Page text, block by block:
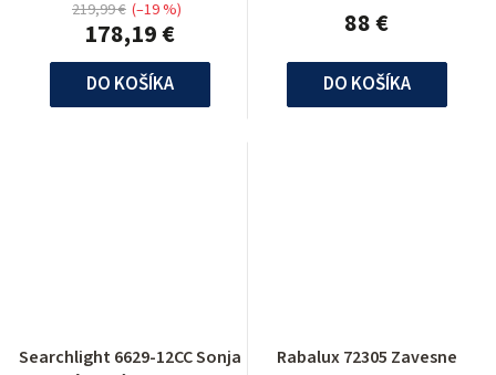
178,19 €
219,99 € (–19 %)
DO KOŠÍKA
88 €
DO KOŠÍKA
Searchlight 6629-12CC Sonja
Rabalux 72305 Zavesne